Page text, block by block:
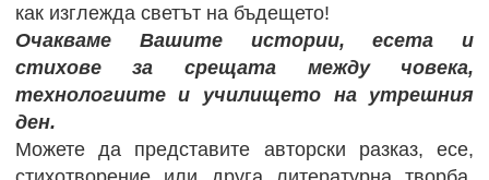
как изглежда светът на бъдещето!
Очакваме Вашите истории, есета и
стихове за срещата между човека,
технологиите и училището на утрешния
ден.
Можете да представите авторски разказ, есе,